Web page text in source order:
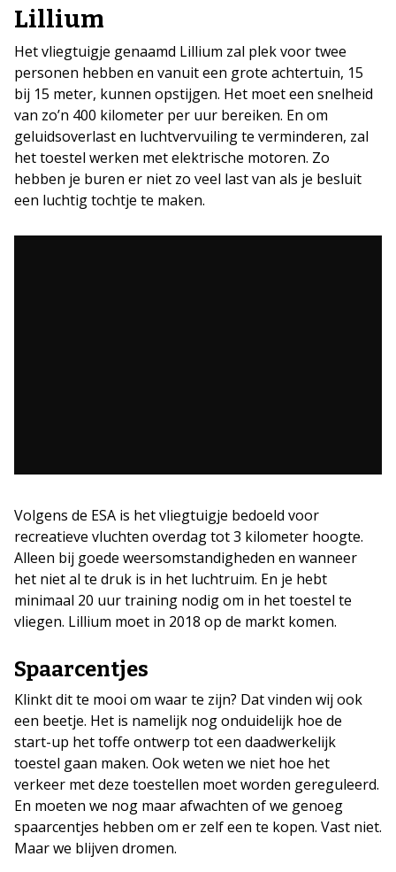
Lillium
Het vliegtuigje genaamd Lillium zal plek voor twee
personen hebben en vanuit een grote achtertuin, 15
bij 15 meter, kunnen opstijgen. Het moet een snelheid
van zo’n 400 kilometer per uur bereiken. En om
geluidsoverlast en luchtvervuiling te verminderen, zal
het toestel werken met elektrische motoren. Zo
hebben je buren er niet zo veel last van als je besluit
een luchtig tochtje te maken.
Volgens de ESA is het vliegtuigje bedoeld voor
recreatieve vluchten overdag tot 3 kilometer hoogte.
Alleen bij goede weersomstandigheden en wanneer
het niet al te druk is in het luchtruim. En je hebt
minimaal 20 uur training nodig om in het toestel te
vliegen. Lillium moet in 2018 op de markt komen.
Spaarcentjes
Klinkt dit te mooi om waar te zijn? Dat vinden wij ook
een beetje. Het is namelijk nog onduidelijk hoe de
start-up het toffe ontwerp tot een daadwerkelijk
toestel gaan maken. Ook weten we niet hoe het
verkeer met deze toestellen moet worden gereguleerd.
En moeten we nog maar afwachten of we genoeg
spaarcentjes hebben om er zelf een te kopen. Vast niet.
Maar we blijven dromen.